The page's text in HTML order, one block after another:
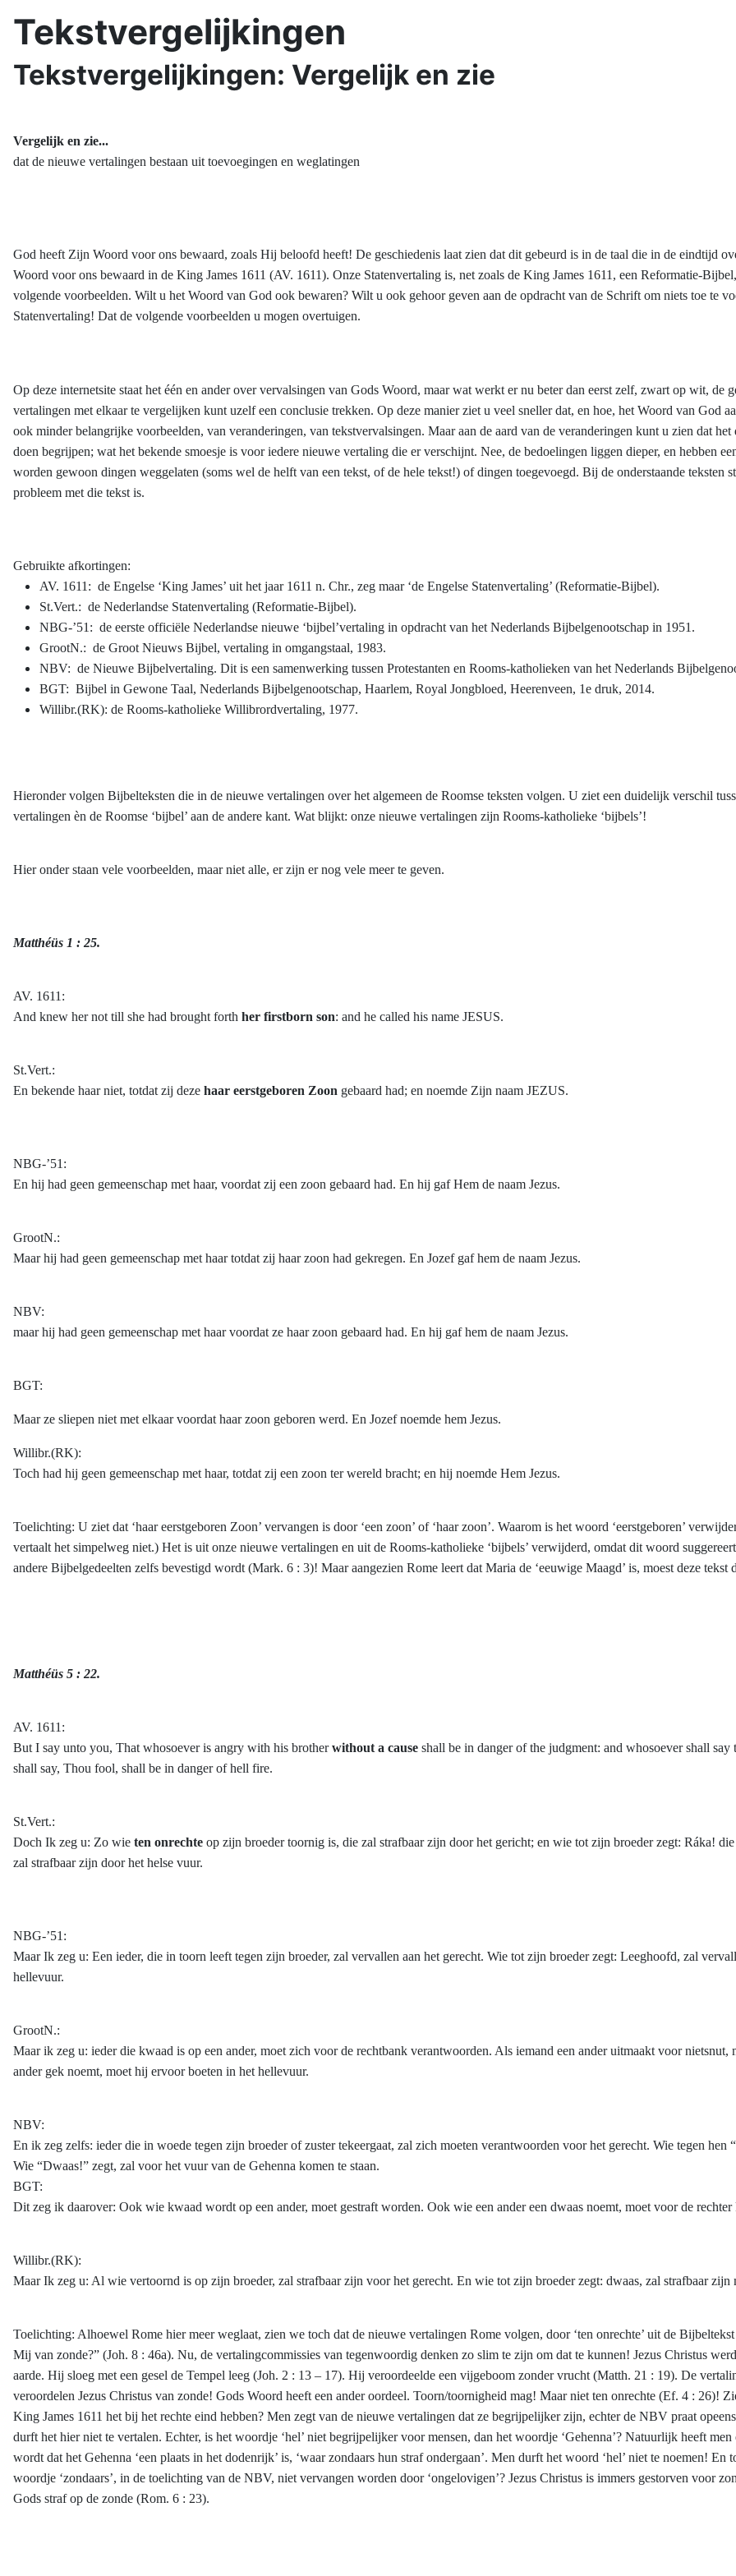
Tekstvergelijkingen
Tekstvergelijkingen: Vergelijk en zie
Vergelijk en zie...
dat de nieuwe vertalingen bestaan uit toevoegingen en weglatingen
God heeft Zijn Woord voor ons bewaard, zoals Hij beloofd heeft! De geschiedenis laat zien dat dit gebeurd is in de taal die in de eindtijd
Woord voor ons bewaard in de King James 1611 (AV. 1611). Onze Statenvertaling is, net zoals de King James 1611, een Reformatie-
volgende voorbeelden. Wilt u het Woord van God ook bewaren? Wilt u ook gehoor geven aan de opdracht van de Schrift om niets toe te
Statenvertaling! Dat de volgende voorbeelden u mogen overtuigen.
Op deze internetsite staat het één en ander over vervalsingen van Gods Woord, maar wat werkt er nu beter dan eerst zelf, zwart op wit, de
vertalingen met elkaar te vergelijken kunt uzelf een conclusie trekken. Op deze manier ziet u veel sneller dat, en hoe, het Woord van God
ook minder belangrijke voorbeelden, van veranderingen, van tekstvervalsingen. Maar aan de aard van de veranderingen kunt u zien dat
doen begrijpen; wat het bekende smoesje is voor iedere nieuwe vertaling die er verschijnt. Nee, de bedoelingen liggen dieper, en hebben
worden gewoon dingen weggelaten (soms wel de helft van een tekst, of de hele tekst!) of dingen toegevoegd. Bij de onderstaande teksten
probleem met die tekst is.
Gebruikte afkortingen:
AV. 1611: de Engelse ‘King James’ uit het jaar 1611 n. Chr., zeg maar ‘de Engelse Statenvertaling’ (Reformatie-Bijbel).
St.Vert.: de Nederlandse Statenvertaling (Reformatie-Bijbel).
NBG-’51: de eerste officiële Nederlandse nieuwe ‘bijbel’vertaling in opdracht van het Nederlands Bijbelgenootschap in 1951.
GrootN.: de Groot Nieuws Bijbel, vertaling in omgangstaal, 1983.
NBV: de Nieuwe Bijbelvertaling. Dit is een samenwerking tussen Protestanten en Rooms-katholieken van het Nederlands
BGT: Bijbel in Gewone Taal, Nederlands Bijbelgenootschap, Haarlem, Royal Jongbloed, Heerenveen, 1e druk, 2014.
Willibr.(RK): de Rooms-katholieke Willibrordvertaling, 1977.
Hieronder volgen Bijbelteksten die in de nieuwe vertalingen over het algemeen de Roomse teksten volgen. U ziet een duidelijk verschil
vertalingen èn de Roomse ‘bijbel’ aan de andere kant. Wat blijkt: onze nieuwe vertalingen zijn Rooms-katholieke ‘bijbels’!
Hier onder staan vele voorbeelden, maar niet alle, er zijn er nog vele meer te geven.
Matthéüs 1 : 25.
AV. 1611:
And knew her not till she had brought forth her firstborn son: and he called his name JESUS.
St.Vert.:
En bekende haar niet, totdat zij deze haar eerstgeboren Zoon gebaard had; en noemde Zijn naam JEZUS.
NBG-’51:
En hij had geen gemeenschap met haar, voordat zij een zoon gebaard had. En hij gaf Hem de naam Jezus.
GrootN.:
Maar hij had geen gemeenschap met haar totdat zij haar zoon had gekregen. En Jozef gaf hem de naam Jezus.
NBV:
maar hij had geen gemeenschap met haar voordat ze haar zoon gebaard had. En hij gaf hem de naam Jezus.
BGT:
Maar ze sliepen niet met elkaar voordat haar zoon geboren werd. En Jozef noemde hem Jezus.
Willibr.(RK):
Toch had hij geen gemeenschap met haar, totdat zij een zoon ter wereld bracht; en hij noemde Hem Jezus.
Toelichting: U ziet dat ‘haar eerstgeboren Zoon’ vervangen is door ‘een zoon’ of ‘haar zoon’. Waarom is het woord ‘eerstgeboren’
vertaalt het simpelweg niet.) Het is uit onze nieuwe vertalingen en uit de Rooms-katholieke ‘bijbels’ verwijderd, omdat dit woord
andere Bijbelgedeelten zelfs bevestigd wordt (Mark. 6 : 3)! Maar aangezien Rome leert dat Maria de ‘eeuwige Maagd’ is, moest deze tekst
Matthéüs 5 : 22.
AV. 1611:
But I say unto you, That whosoever is angry with his brotherwithout a cause shall be in danger of the judgment: and whosoever shall
shall say, Thou fool, shall be in danger of hell fire.
St.Vert.:
Doch Ik zeg u: Zo wie ten onrechte op zijn broeder toornig is, die zal strafbaar zijn door het gericht; en wie tot zijn broeder zegt: Ráka!
zal strafbaar zijn door het helse vuur.
NBG-’51:
Maar Ik zeg u: Een ieder, die in toorn leeft tegen zijn broeder, zal vervallen aan het gerecht. Wie tot zijn broeder zegt: Leeghoofd, zal
hellevuur.
GrootN.:
Maar ik zeg u: ieder die kwaad is op een ander, moet zich voor de rechtbank verantwoorden. Als iemand een ander uitmaakt voor
ander gek noemt, moet hij ervoor boeten in het hellevuur.
NBV:
En ik zeg zelfs: ieder die in woede tegen zijn broeder of zuster tekeergaat, zal zich moeten verantwoorden voor het gerecht. Wie tegen
Wie “Dwaas!” zegt, zal voor het vuur van de Gehenna komen te staan.
BGT:
Dit zeg ik daarover: Ook wie kwaad wordt op een ander, moet gestraft worden. Ook wie een ander een dwaas noemt, moet voor de
Willibr.(RK):
Maar Ik zeg u: Al wie vertoornd is op zijn broeder, zal strafbaar zijn voor het gerecht. En wie tot zijn broeder zegt: dwaas, zal strafbaar zijn
Toelichting: Alhoewel Rome hier meer weglaat, zien we toch dat de nieuwe vertalingen Rome volgen, door ‘ten onrechte’ uit de
Mij van zonde?” (Joh. 8 : 46a). Nu, de vertalingcommissies van tegenwoordig denken zo slim te zijn om dat te kunnen! Jezus Christus
aarde. Hij sloeg met een gesel de Tempel leeg (Joh. 2 : 13 – 17). Hij veroordeelde een vijgeboom zonder vrucht (Matth. 21 : 19). De
veroordelen Jezus Christus van zonde! Gods Woord heeft een ander oordeel. Toorn/toornigheid mag! Maar niet ten onrechte (Ef. 4 : 26)!
King James 1611 het bij het rechte eind hebben? Men zegt van de nieuwe vertalingen dat ze begrijpelijker zijn, echter de NBV praat
durft het hier niet te vertalen. Echter, is het woordje ‘hel’ niet begrijpelijker voor mensen, dan het woordje ‘Gehenna’? Natuurlijk heeft
wordt dat het Gehenna ‘een plaats in het dodenrijk’ is, ‘waar zondaars hun straf ondergaan’. Men durft het woord ‘hel’ niet te noemen!
woordje ‘zondaars’, in de toelichting van de NBV, niet vervangen worden door ‘ongelovigen’? Jezus Christus is immers gestorven voor
Gods straf op de zonde (Rom. 6 : 23).